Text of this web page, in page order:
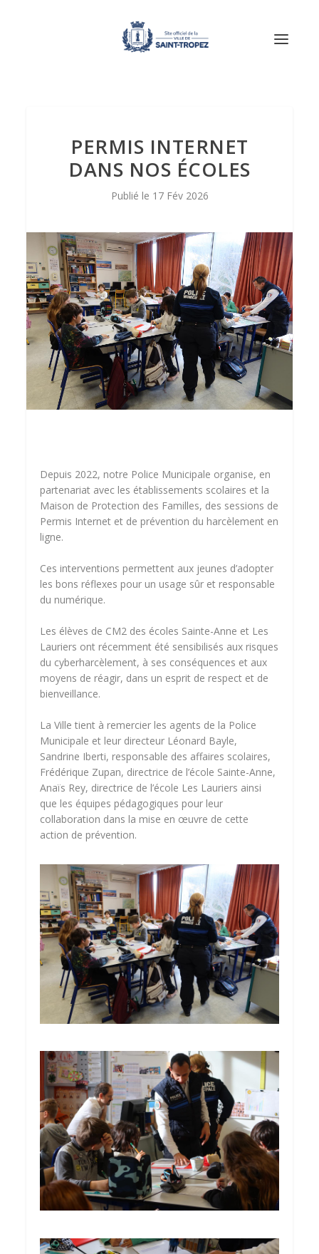
PERMIS INTERNET
DANS NOS ÉCOLES
17 Fév 2026
Depuis 2022, notre Police Municipale organise, en
partenariat avec les établissements scolaires et la
Maison de Protection des Familles, des sessions de
Permis Internet et de prévention du harcèlement en
ligne.
Ces interventions permettent aux jeunes d’adopter
les bons réflexes pour un usage sûr et responsable
du numérique.
Les élèves de CM2 des écoles Sainte-Anne et Les
Lauriers ont récemment été sensibilisés aux risques
du cyberharcèlement, à ses conséquences et aux
moyens de réagir, dans un esprit de respect et de
bienveillance.
La Ville tient à remercier les agents de la Police
Municipale et leur directeur Léonard Bayle,
Sandrine Iberti, responsable des affaires scolaires,
Frédérique Zupan, directrice de l’école Sainte-Anne,
Anaïs Rey, directrice de l’école Les Lauriers ainsi
que les équipes pédagogiques pour leur
collaboration dans la mise en œuvre de cette
action de prévention.